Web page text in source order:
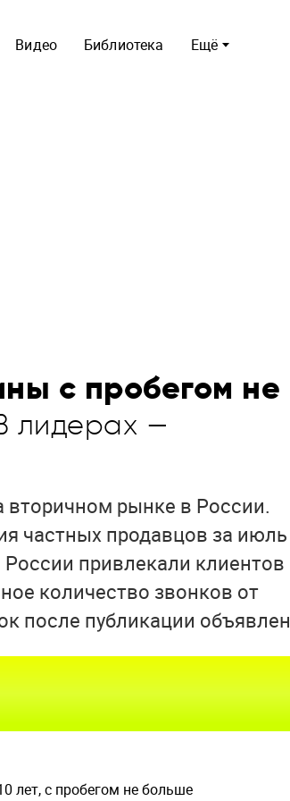
Ещё
Видео Библиотека
с пробегом не
лидерах —
рынке в России.
частных продавцов за июль
привлекали клиентов
количество звонков от
после публикации
лет, с пробегом не больше